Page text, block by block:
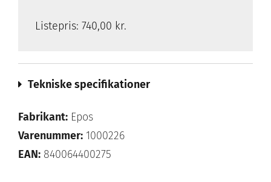
Listepris: 740,00 kr.
Tekniske specifikationer
Fabrikant: Epos
Varenummer: 1000226
EAN: 840064400275